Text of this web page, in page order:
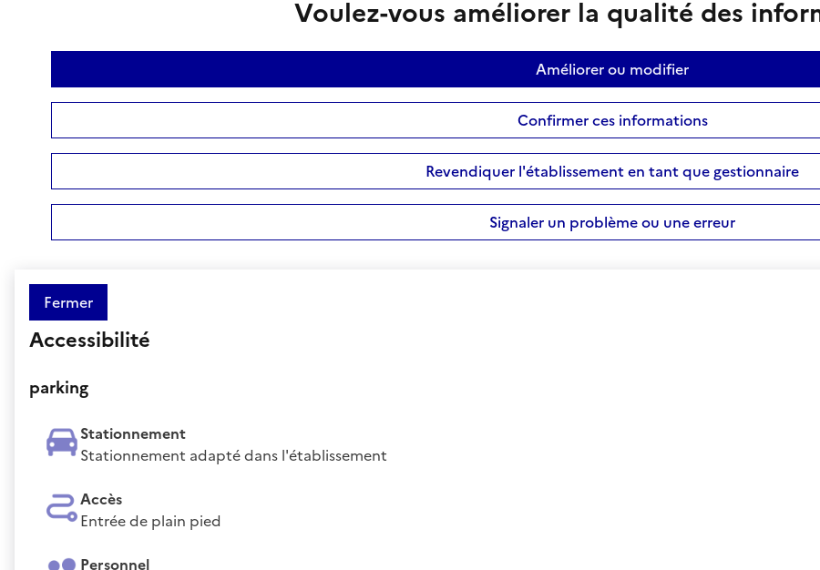
Voulez-vous améliorer la qualité des
Améliorer ou modifier
Confirmer ces informations
Revendiquer l'établissement en tant que gestionnaire
Signaler un problème ou une erreur
Fermer
Accessibilité
parking
Stationnement
Stationnement adapté dans l'établissement
Accès
Entrée de plain pied
Personnel